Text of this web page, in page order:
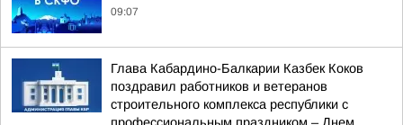
09:07
Глава Кабардино-Балкарии Казбек Коков
поздравил работников и ветеранов
строительного комплекса республики с